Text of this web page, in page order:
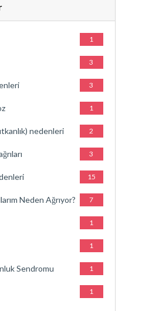
1
3
3
1
nedenleri 2
3
15
Neden Ağrıyor? 7
1
1
Sendromu 1
1